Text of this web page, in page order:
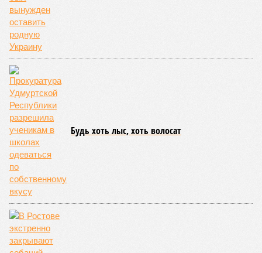
Будь хоть лыс, хоть волосат